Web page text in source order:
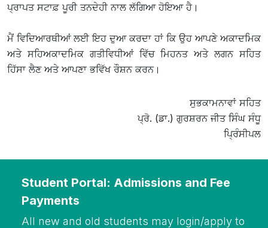
ਪ੍ਰਾਪਤ ਸਟਾਫ਼ ਪੂਰੀ ਤਨਦੇਹੀ ਨਾਲ ਲੱਗਿਆ ਹੋਇਆ ਹੈ।
ਮੈਂ ਵਿਦਿਆਰਥੀਆਂ ਲਈ ਇਹ ਦੁਆ ਕਰਦਾ ਹਾਂ ਕਿ ਉਹ ਆਪਣੇ ਅਕਾਦਮਿਕ
ਅਤੇ ਸਹਿਅਕਾਦਮਿਕ ਗਤੀਵਿਧੀਆਂ ਵਿੱਚ ਮਿਹਨਤ ਅਤੇ ਲਗਨ ਸਹਿਤ
ਹਿੱਸਾ ਲੈਣ ਅਤੇ ਆਪਣਾ ਭਵਿੱਖ ਰੌਸ਼ਨ ਕਰਨ।
ਸੁਭਕਾਮਨਾਵਾਂ ਸਹਿਤ
ਪ੍ਰੋ. (ਡਾ.) ਗੁਰਸ਼ਰਨ ਜੀਤ ਸਿੰਘ ਸੰਧੂ
ਪ੍ਰਿੰਸੀਪਲ
Student Portal: Admissions and Fee
Payments
All new and old students may login/apply to